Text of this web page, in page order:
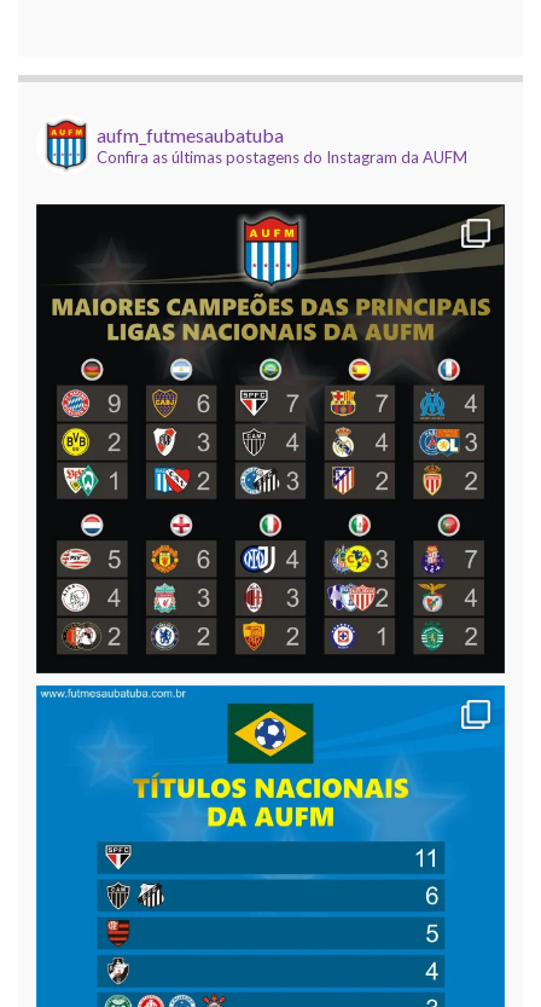
O Corinthians de Róbson Pinho faturou a edição
2025 da Copa do Brasil AUFM (dadinho/vidrilhas).
Dedê, Uba Inox e Virou Moda, e[...]
Mundial de Clubes AUFM 2025
9 dezembro 2025
Foi realizada na noite desta segunda, 8 de
dezembro, o encerramento da temporada
temática (dadinho/vidrilhas) da AUFM, com a
realização da 12ª edição do nosso Campeonato
Mundial de Clubes, com [...]
aufm_futmesaubatuba
Confira as últimas postagens do Instagram da AUFM